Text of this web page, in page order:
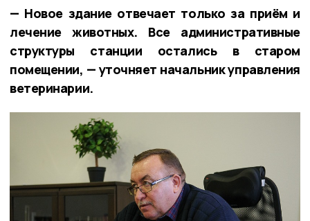
— Новое здание отвечает только за приём и
лечение животных. Все административные
структуры станции остались в старом
помещении, — уточняет начальник управления
ветеринарии.